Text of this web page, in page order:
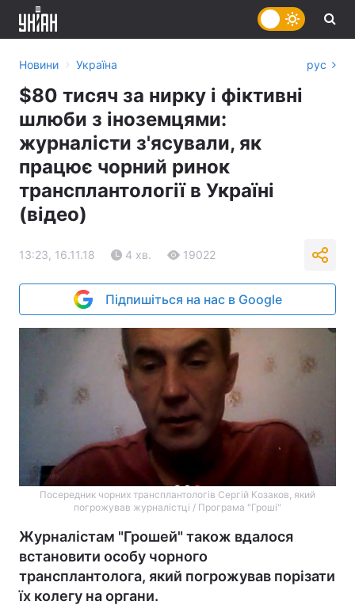
Новини › Україна рус
$80 тисяч за нирку і фіктивні
шлюби з іноземцями:
журналісти з'ясували, як
працює чорний ринок
трансплантології в Україні
(відео)
13:23, 16.11.18 4 хв. 19022
Підпишіться на нас в Google
Посередник чорних трансплантологів Сергій Козаков, який
погрожував журналістці / Програма "Гроші"
Журналістам "Грошей" також вдалося
встановити особу чорного
трансплантолога, який погрожував порізати
їх колегу на органи.